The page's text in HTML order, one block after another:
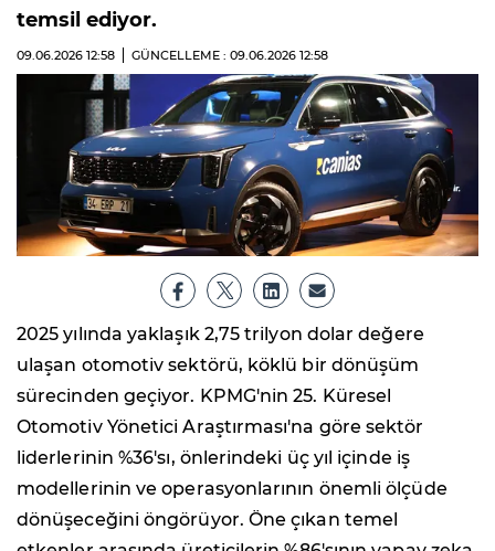
temsil ediyor.
09.06.2026 12:58 GÜNCELLEME : 09.06.2026 12:58
2025 yılında yaklaşık 2,75 trilyon dolar değere
ulaşan otomotiv sektörü, köklü bir dönüşüm
sürecinden geçiyor. KPMG'nin 25. Küresel
Otomotiv Yönetici Araştırması'na göre sektör
liderlerinin %36'sı, önlerindeki üç yıl içinde iş
modellerinin ve operasyonlarının önemli ölçüde
dönüşeceğini öngörüyor. Öne çıkan temel